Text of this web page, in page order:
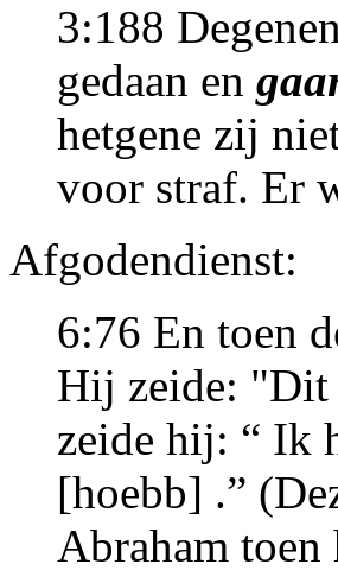
3:188
gedaan en
hetgene zij
voor straf. Er
Afgodendienst:
6:76 En toen
Hij zeide: "Dit
zeide hij: “ Ik
[hoebb] .”
Abraham